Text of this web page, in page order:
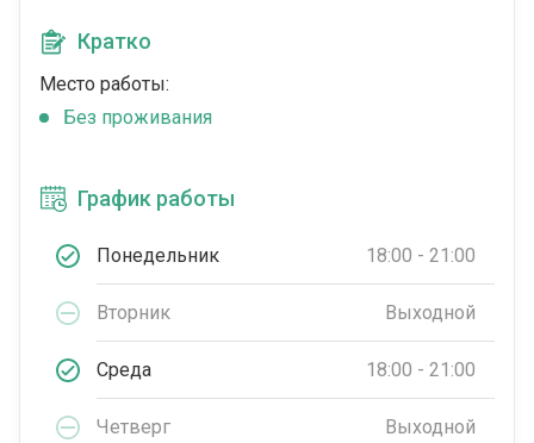
Кратко
Место работы:
Без проживания
График работы
Понедельник 18:00 - 21:00
Вторник Выходной
Среда 18:00 - 21:00
Четверг Выходной